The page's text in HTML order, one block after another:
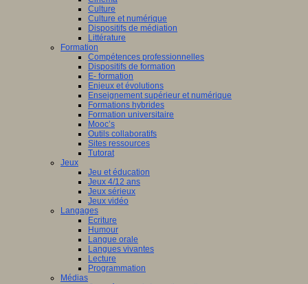
Culture
Culture et numérique
Dispositifs de médiation
Littérature
Formation
Compétences professionnelles
Dispositifs de formation
E- formation
Enjeux et évolutions
Enseignement supérieur et numérique
Formations hybrides
Formation universitaire
Mooc’s
Outils collaboratifs
Sites ressources
Tutorat
Jeux
Jeu et éducation
Jeux 4/12 ans
Jeux sérieux
Jeux vidéo
Langages
Ecriture
Humour
Langue orale
Langues vivantes
Lecture
Programmation
Médias